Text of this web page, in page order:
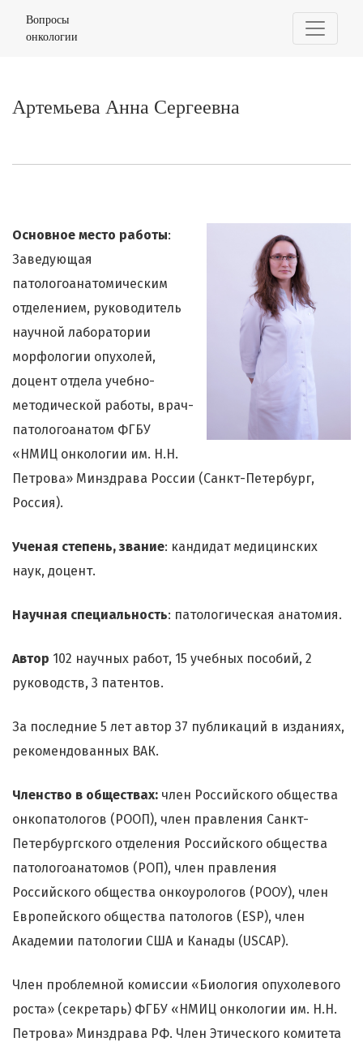
Вопросы
онкологии
Артемьева Анна Сергеевна
Основное место работы:
Заведующая
патологоанатомическим
отделением, руководитель
научной лаборатории
морфологии опухолей,
доцент отдела учебно-
методической работы, врач-
патологоанатом ФГБУ
«НМИЦ онкологии им. Н.Н.
Петрова» Минздрава России (Санкт-Петербург,
Россия).
Ученая степень, звание: кандидат медицинских
наук, доцент.
Научная специальность: патологическая анатомия.
Автор 102 научных работ, 15 учебных пособий, 2
руководств, 3 патентов.
За последние 5 лет автор 37 публикаций в изданиях,
рекомендованных ВАК.
Членство в обществах: член Российского общества
онкопатологов (РООП), член правления Санкт-
Петербургского отделения Российского общества
патологоанатомов (РОП), член правления
Российского общества онкоурологов (РООУ), член
Европейского общества патологов (ESP), член
Академии патологии США и Канады (USCAP).
Член проблемной комиссии «Биология опухолевого
роста» (секретарь) ФГБУ «НМИЦ онкологии им. Н.Н.
Петрова» Минздрава РФ. Член Этического комитета